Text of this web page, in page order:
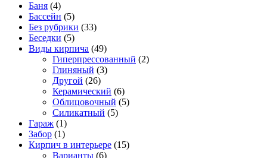
Баня (4)
Бассейн (5)
Без рубрики (33)
Беседки (5)
Виды кирпича (49)
Гиперпрессованный (2)
Глиняный (3)
Другой (26)
Керамический (6)
Облицовочный (5)
Силикатный (5)
Гараж (1)
Забор (1)
Кирпич в интерьере (15)
Варианты (6)